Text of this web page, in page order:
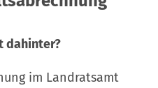
dahinter?
im Landratsamt